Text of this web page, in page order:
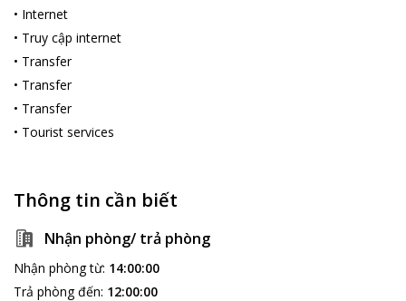
• Internet
• Truy cập internet
• Transfer
• Transfer
• Transfer
• Tourist services
Thông tin cần biết
Nhận phòng/ trả phòng
Nhận phòng từ: 14:00:00
Trả phòng đến: 12:00:00